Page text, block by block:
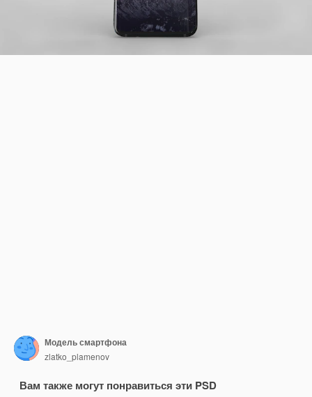
Модель смартфона
zlatko_plamenov
Вам также могут понравиться эти PSD